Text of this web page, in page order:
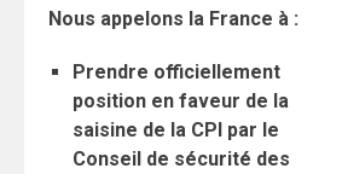
Nous appelons la France à :
Prendre officiellement
position en faveur de la
saisine de la CPI par le
Conseil de sécurité des